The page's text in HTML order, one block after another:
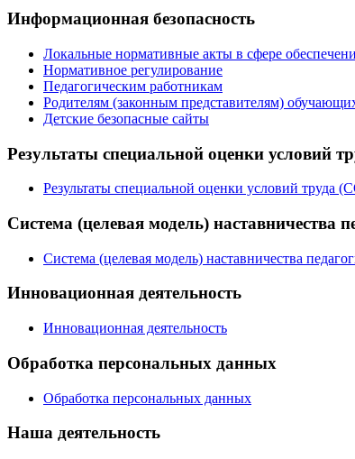
Информационная безопасность
Локальные нормативные акты в сфере
Нормативное регулирование
Педагогическим работникам
Родителям (законным представителям)
Детские безопасные сайты
Результаты специальной оценки условий
Результаты специальной оценки условий труда
Система (целевая модель) наставничества
Система (целевая модель) наставничества
Инновационная деятельность
Инновационная деятельность
Обработка персональных данных
Обработка персональных данных
Наша деятельность